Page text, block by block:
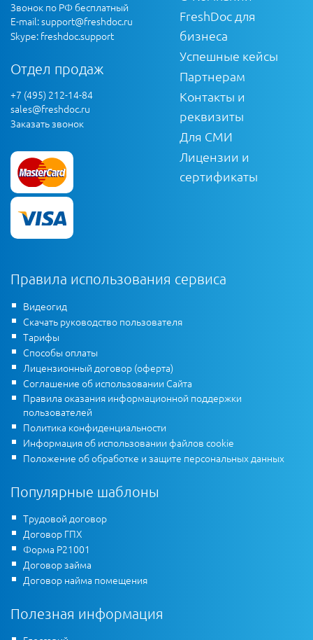
Звонок по РФ бесплатный
E-mail:support@freshdoc.ru
Skype: freshdoc.support
Отдел продаж
+7 (495) 212-14-84
sales@freshdoc.ru
Заказать звонок
FreshDoc для
бизнеса
Успешные кейсы
Партнерам
Контакты и
реквизиты
Для СМИ
Лицензии и
сертификаты
Правила использования сервиса
Видеогид
Скачать руководство пользователя
Тарифы
Способы оплаты
Лицензионный договор (оферта)
Соглашение об использовании Сайта
Правила оказания информационной поддержки
пользователей
Политика конфиденциальности
Информация об использовании файлов cookie
Положение об обработке и защите персональных данных
Популярные шаблоны
Трудовой договор
Договор ГПХ
Форма Р21001
Договор займа
Договор найма помещения
Полезная информация